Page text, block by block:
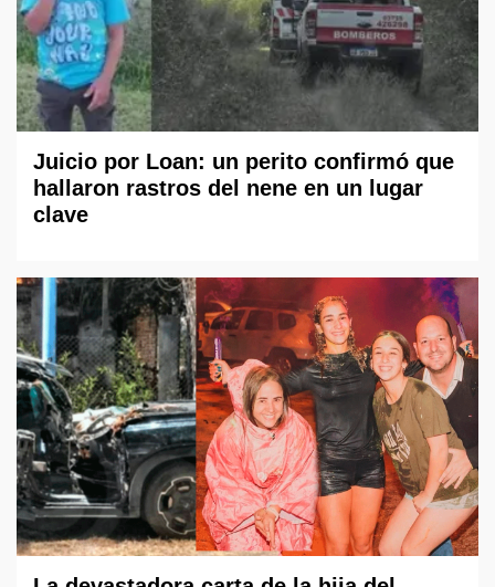
Juicio por Loan: un perito confirmó que
hallaron rastros del nene en un lugar
clave